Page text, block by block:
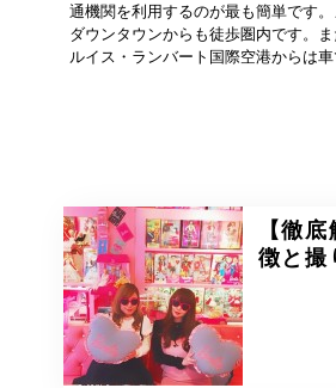
通機関を利用するのが最も簡単です
ダウンタウンからも徒歩圏内です。
ルイス・ランバート国際空港からは
【徹
徴と撮